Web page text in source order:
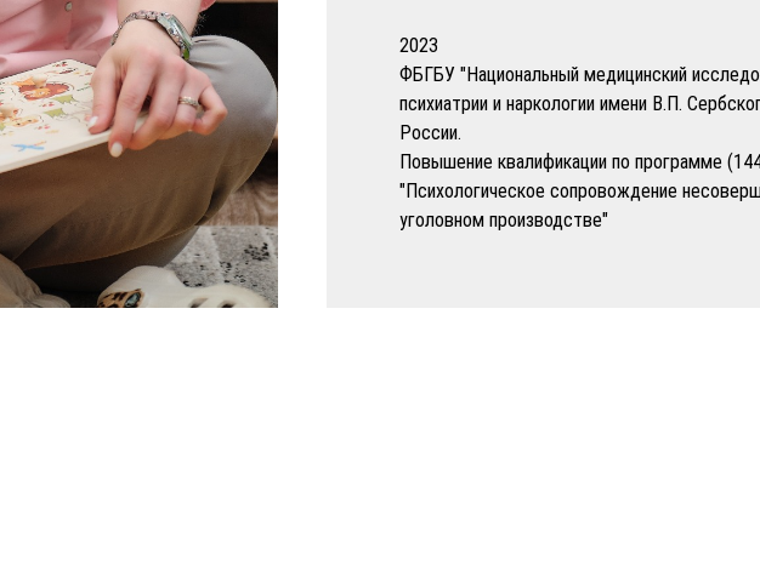
2023
ФБГБУ "Национальный медицинский
психиатрии и наркологии имени В.П.
России.
Повышение квалификации по программе
"Психологическое сопровождение
уголовном производстве"